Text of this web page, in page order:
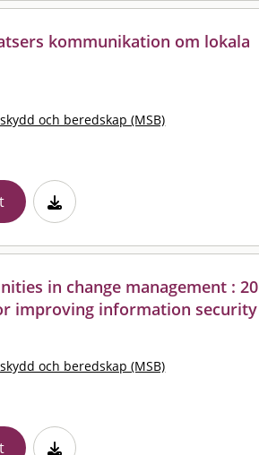
kommunikation om lokala
och beredskap (MSB)
in change management : 20
improving information security
och beredskap (MSB)